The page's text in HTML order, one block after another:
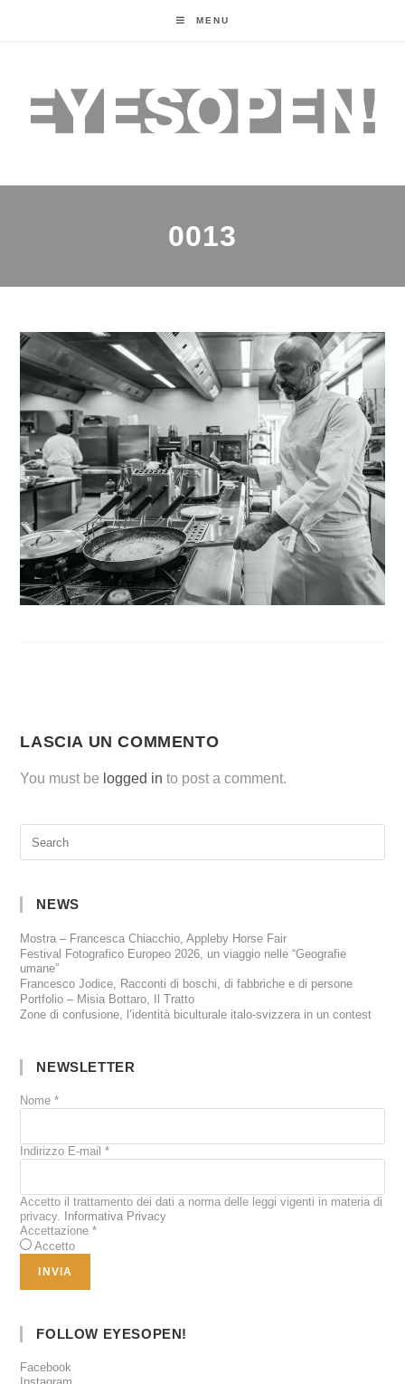
MENU
0013
LASCIA UN COMMENTO
You must be logged in to post a comment.
NEWS
Mostra – Francesca Chiacchio, Appleby Horse Fair
Festival Fotografico Europeo 2026, un viaggio nelle “Geografie
umane”
Francesco Jodice, Racconti di boschi, di fabbriche e di persone
Portfolio – Misia Bottaro, Il Tratto
Zone di confusione, l’identità biculturale italo-svizzera in un contest
NEWSLETTER
Nome*
Indirizzo E-mail*
Accetto il trattamento dei dati a norma delle leggi vigenti in materia di
privacy.
Informativa Privacy
Accettazione*
Accetto
FOLLOW EYESOPEN!
Facebook